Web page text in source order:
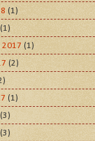
(1)
(1)
2017 (1)
(2)
(1)
(3)
(3)